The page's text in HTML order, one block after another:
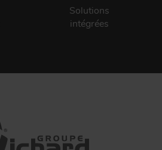
Solutions
intégrées